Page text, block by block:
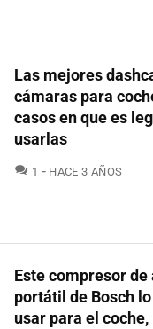
Las mejores
cámaras para
casos en que es
usarlas
1 COMENTARIOS
HACE 3 AÑOS
Este compresor de
portátil de Bosch
usar para el